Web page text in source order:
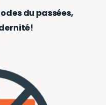
du passées,